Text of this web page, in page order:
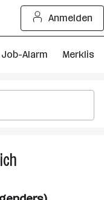
Anmelden
Job-Alarm Merkliste